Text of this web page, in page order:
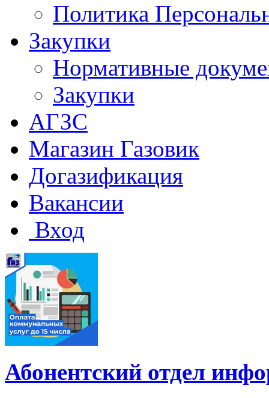
Политика
Закупки
Нормативные
Закупки
АГЗС
Магазин Газовик
Догазификация
Вакансии
Вход
Абонентский отдел